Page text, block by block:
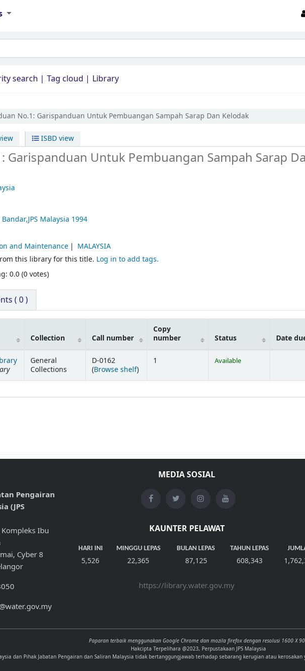
search Tag cloud Library
No.1: Garispanduan Untuk Pembuangan Sampah Sarap Dan Kelodak
ISBD view
Garispanduan Untuk Pembuangan Sampah Sarap
Malaysia 1994
and Maintenance
MALAYSIA
this library for this title. Log in to add tags.
0.0 (0 votes)
( 0 )
Collection Call number
Copy
number
Status Date
General
Collections
D-0162
(Browse shelf(Opens below)
)
1 Available
Pengairan
(JPS
Ibu
Cyber 8
MEDIA SOSIAL
KAUNTER PELAWAT
HARI INI MINGGU LEPAS BULAN LEPAS TAHUN LEPAS
5,526 22,365 87,125 608,343
https://library.water.gov.my
Paparan terbaik menggunakan Google Chrome dan mozila firefox dengan resolusi 1600 X
Hakcipta Terpelihara @2023, Perpustakaan JPS Malaysia
dan Pihak Jabatan Pengairan dan Saliran Malaysia tidak bertanggungjawab terhadap sebarang kerugian atau